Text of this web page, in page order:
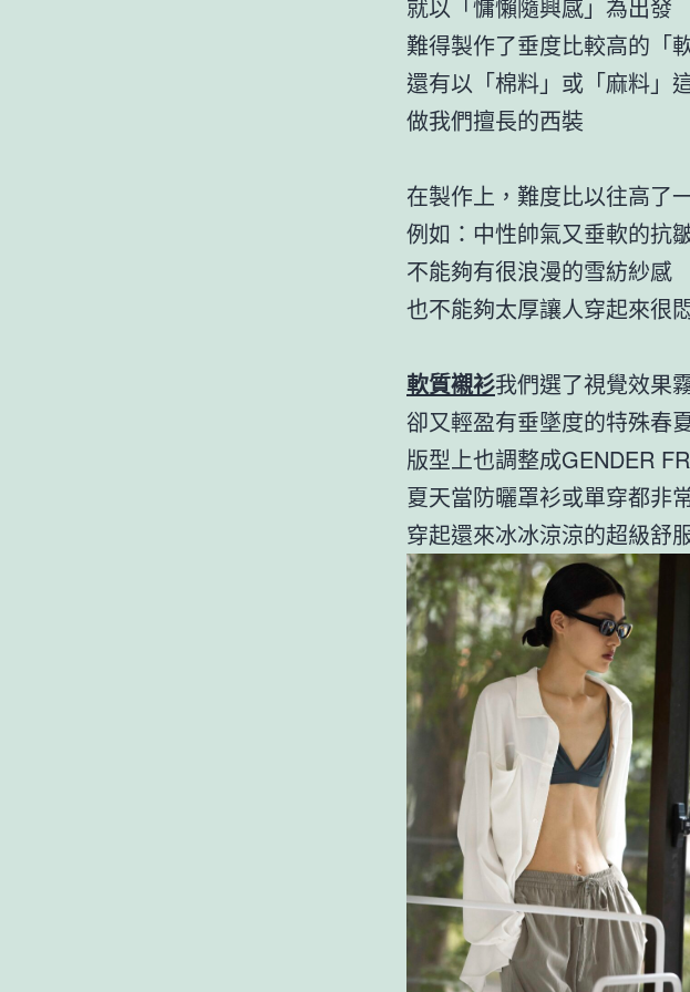
就以「慵懶隨興感」為出發
難得製作了垂度比較高的「
還有以「棉料」或「麻料」
做我們擅長的西裝
在製作上，難度比以往高了
例如：中性帥氣又垂軟的抗
不能夠有很浪漫的雪紡紗感
也不能夠太厚讓人穿起來很
軟質襯衫我們選了視覺效果
卻又輕盈有垂墜度的特殊春
版型上也調整成GENDER
夏天當防曬罩衫或單穿都非
穿起還來冰冰涼涼的超級舒